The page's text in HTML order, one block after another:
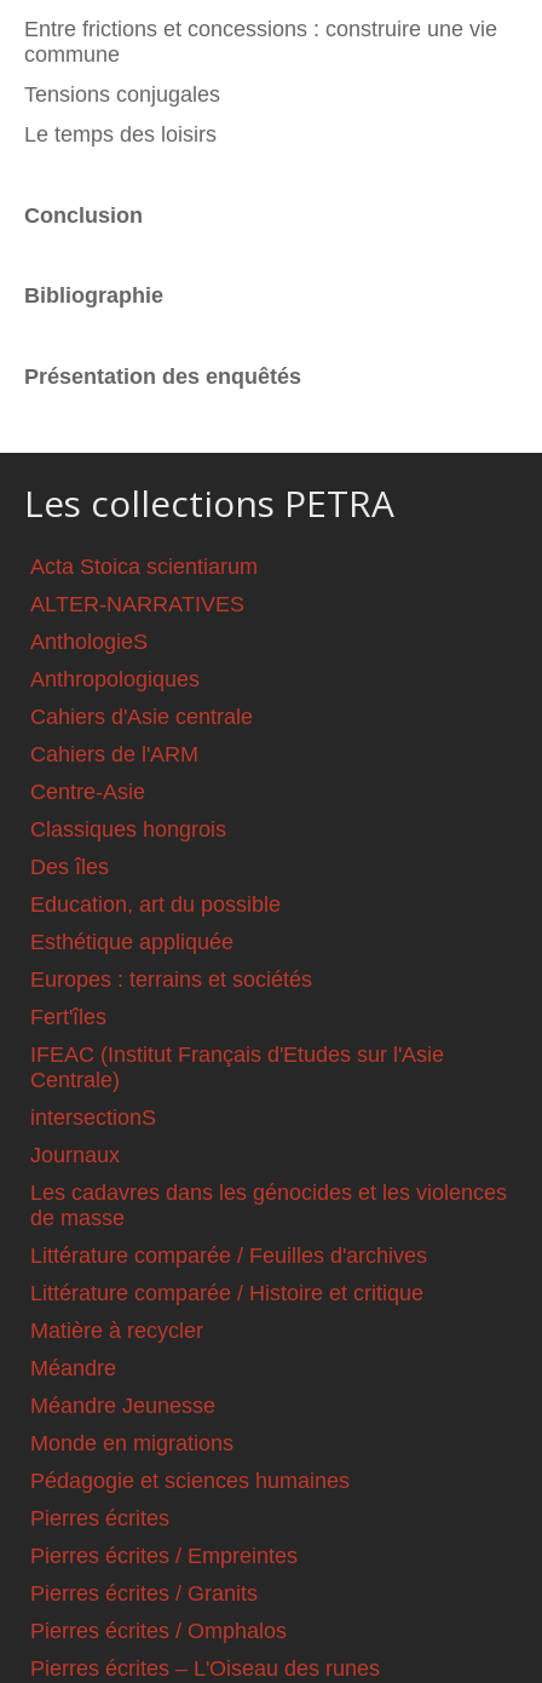
Entre frictions et concessions : construire une vie
commune
Tensions conjugales
Le temps des loisirs
Conclusion
Bibliographie
Présentation des enquêtés
Les collections PETRA
Acta Stoica scientiarum
ALTER-NARRATIVES
AnthologieS
Anthropologiques
Cahiers d'Asie centrale
Cahiers de l'ARM
Centre-Asie
Classiques hongrois
Des îles
Education, art du possible
Esthétique appliquée
Europes : terrains et sociétés
Fert'îles
IFEAC (Institut Français d'Etudes sur l'Asie
Centrale)
intersectionS
Journaux
Les cadavres dans les génocides et les violences
de masse
Littérature comparée / Feuilles d'archives
Littérature comparée / Histoire et critique
Matière à recycler
Méandre
Méandre Jeunesse
Monde en migrations
Pédagogie et sciences humaines
Pierres écrites
Pierres écrites / Empreintes
Pierres écrites / Granits
Pierres écrites / Omphalos
Pierres écrites – L'Oiseau des runes